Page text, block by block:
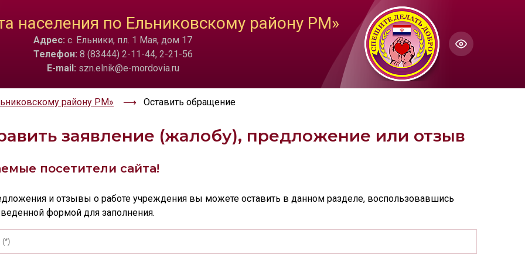
ИЗОБРАЖЕНИЯ
Скрыть Ч/б
ГОЛОС
Настройки по умолчанию
населения по Ельниковскому району РМ»
Адрес: с. Ельники, пл. 1 Мая, дом 17
Телефон: 8 (83444) 2-11-44, 2-21-56
E-mail: szn.elnik@e-mordovia.ru
району РМ» Оставить обращение
заявление (жалобу), предложение или отзыв
посетители сайта!
и отзывы о работе учреждения вы можете оставить в данном разделе, воспользовавшись
формой для заполнения.